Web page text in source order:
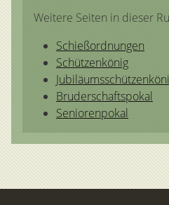
Weitere Seiten in dieser
Schießordnungen
Schützenkönig
Bruderschaftspokal
Seniorenpokal